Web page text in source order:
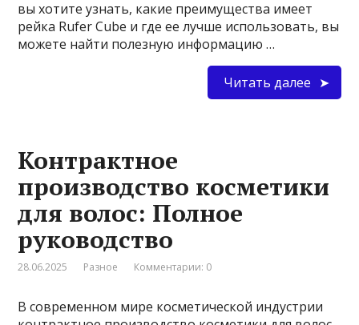
вы хотите узнать, какие преимущества имеет
рейка Rufer Cube и где ее лучше использовать, вы
можете найти полезную информацию …
Читать далее
Контрактное
производство косметики
для волос: Полное
руководство
28.06.2025 Разное Комментарии: 0
В современном мире косметической индустрии